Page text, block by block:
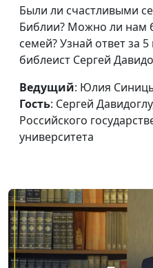
сыновей
Как мотивировать
ребенка учиться?
Правильное раннее
развитие ребенка
Физические
наказания детей:
Как отказывать
ребенку?
Мама в ресурсе
Были ли счастливыми
Библии? Можно ли нам
семей? Узнай ответ за
библеист Сергей
Ведущий: Юлия
Гость: Сергей
Российского
университета